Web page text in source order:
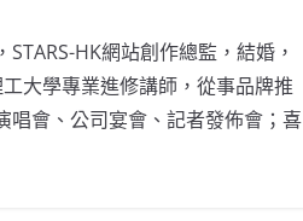
HK網站創作總監，結婚，
大學專業進修講師，從事品牌推
唱會、公司宴會、記者發佈會；喜